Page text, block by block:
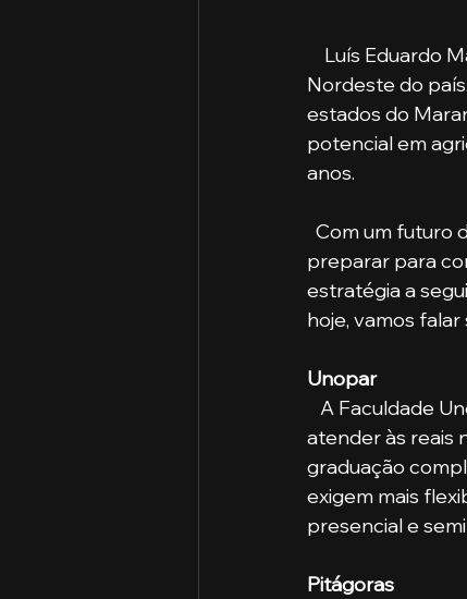
Nordeste do
estados do
potencial em
anos.
preparar para
estratégia a
hoje, vamos
Unopar
atender às reais
graduação
exigem mais
presencial e
Pitágoras